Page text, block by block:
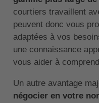
courtiers travaillent
peuvent donc vous
adaptées à vos
une connaissance
vous aider à
Un autre avantage
négocier en votre